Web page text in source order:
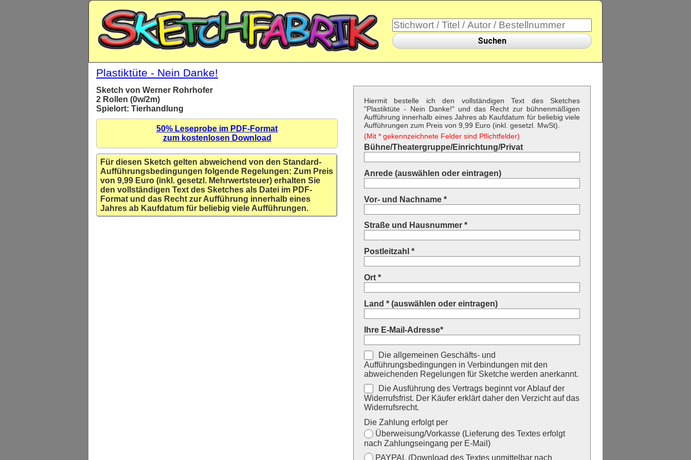
Suchen
Plastiktüte - Nein Danke!
Sketch von Werner Rohrhofer
2 Rollen (0w/2m)
Spielort: Tierhandlung
50% Leseprobe im PDF-Format
zum kostenlosen Download
Für diesen Sketch gelten abweichend von den Standard-
Aufführungsbedingungen folgende Regelungen: Zum Preis
von 9,99 Euro (inkl. gesetzl. Mehrwertsteuer) erhalten Sie
den vollständigen Text des Sketches als Datei im PDF-
Format und das Recht zur Aufführung innerhalb eines
Jahres ab Kaufdatum für beliebig viele Aufführungen.
Hiermit bestelle ich den vollständigen Text des Sketches
"Plastiktüte - Nein Danke!" und das Recht zur bühnenmäßigen
Aufführung innerhalb eines Jahres ab Kaufdatum für beliebig viele
Aufführungen zum Preis von 9,99 Euro (inkl. gesetzl. MwSt).
(Mit * gekennzeichnete Felder sind Pflichtfelder)
Bühne/Theatergruppe/Einrichtung/Privat
Anrede (auswählen oder eintragen)
Vor- und Nachname *
Straße und Hausnummer *
Postleitzahl *
Ort *
Land * (auswählen oder eintragen)
Ihre E-Mail-Adresse*
Die allgemeinen Geschäfts- und
Aufführungsbedingungen in Verbindungen mit den
abweichenden Regelungen für Sketche werden anerkannt.
Die Ausführung des Vertrags beginnt vor Ablauf der
Widerrufsfrist. Der Käufer erklärt daher den Verzicht auf das
Widerrufsrecht.
Die Zahlung erfolgt per
Überweisung/Vorkasse (Lieferung des Textes erfolgt
nach Zahlungseingang per E-Mail)
PAYPAL (Download des Textes unmittelbar nach